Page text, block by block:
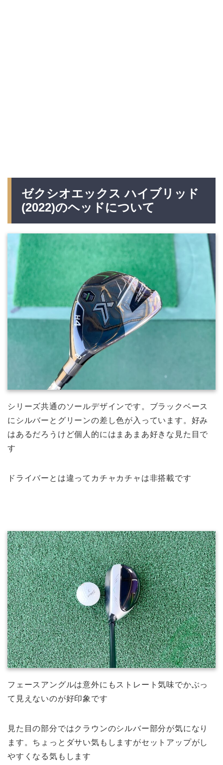
ゼクシオエックス ハイブリッド
(2022)のヘッドについて
シリーズ共通のソールデザインです。ブラックベース
にシルバーとグリーンの差し色が入っています。好み
はあるだろうけど個人的にはまあまあ好きな見た目で
す
ドライバーとは違ってカチャカチャは非搭載です
フェースアングルは意外にもストレート気味でかぶっ
て見えないのが好印象です
見た目の部分ではクラウンのシルバー部分が気になり
ます。ちょっとダサい気もしますがセットアップがし
やすくなる気もします